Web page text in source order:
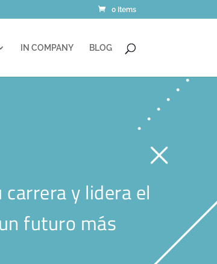
0 Items
IN COMPANY BLOG
y lidera el
futuro más